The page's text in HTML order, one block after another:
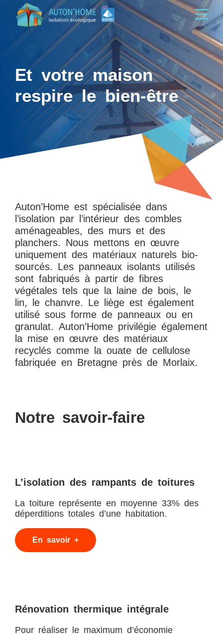
Et votre maison
respire le bien-être
Auton’Home est spécialisée dans
l’isolation par l’intérieur des combles
aménageables, des murs et des
planchers. Nous mettons en œuvre
uniquement des matériaux naturels bio-
sourcés. Les panneaux isolants utilisés
sont fabriqués à partir de fibres
végétales tels que la laine de bois, le
lin, le chanvre. Le liège est également
utilisé sous forme de panneaux ou en
granulat. Auton’Home privilégie également
la mise en œuvre des matériaux
recyclés comme la ouate de cellulose
fabriquée en Bretagne près de Morlaix.
Notre savoir-faire
L’isolation des rampants de toitures
La toiture représente en moyenne 33% des
déperditions totales d’une habitation.
En savoir +
Rénovation thermique intégrale
Pour réaliser le maximum d’économie